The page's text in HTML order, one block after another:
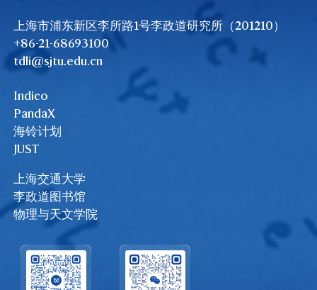
上海市浦东新区李所路1号李政道研究所（201210）
+86-21-68693100
tdli@sjtu.edu.cn
Indico
PandaX
海铃计划
JUST
上海交通大学
李政道图书馆
物理与天文学院